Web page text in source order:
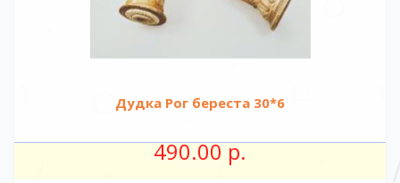
Дудка Рог береста 30*6
490.00 р.